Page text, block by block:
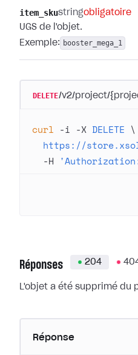
item_skustringobligatoire
UGS de l'objet.
Exemple: booster_mega_1
DELETE/v2/project/
curl -i -X DELETE \
https://
  -H
'Authorization:
Réponses 204
L'objet a été supprimé du
Réponse